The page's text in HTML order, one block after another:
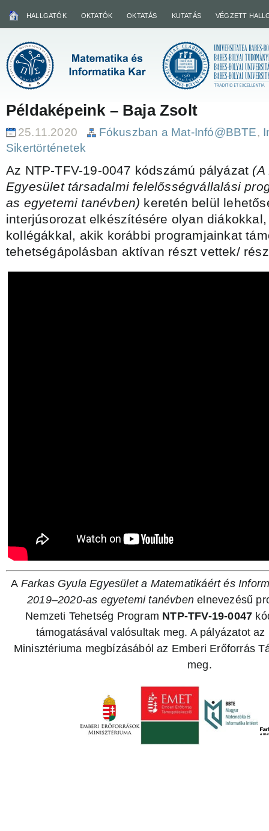
HALLGATÓK OKTATÓK OKTATÁS KUTATÁS VÉGZETT
Példaképeink – Baja Zsolt
25.11.2020 Fókuszban a Mat-Infó@BBTE,
Sikertörténetek
Az NTP-TFV-19-0047 kódszámú pályázat (A
Egyesület társadalmi felelősségvállalási
as egyetemi tanévben) keretén belül
interjúsorozat elkészítésére olyan
kollégákkal, akik korábbi programjainkat
tehetségápolásban aktívan részt vettek/
A Farkas Gyula Egyesület a Matematikáért és
2019–2020-as egyetemi tanévben elnevezésű
Nemzeti Tehetség Program NTP-TFV-19-0047
támogatásával valósultak meg. A pályázatot
Minisztériuma megbízásából az Emberi Erőforrás
meg.